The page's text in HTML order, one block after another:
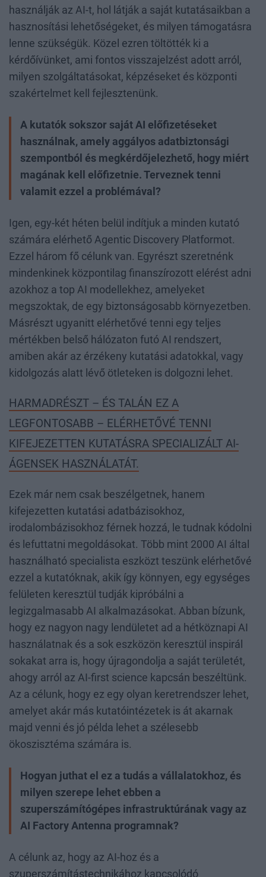
használják az AI-t, hol látják a saját kutatásaikban a
hasznosítási lehetőségeket, és milyen támogatásra
lenne szükségük. Közel ezren töltötték ki a
kérdőívünket, ami fontos visszajelzést adott arról,
milyen szolgáltatásokat, képzéseket és központi
szakértelmet kell fejlesztenünk.
A kutatók sokszor saját AI előfizetéseket
használnak, amely aggályos adatbiztonsági
szempontból és megkérdőjelezhető, hogy miért
magának kell előfizetnie. Terveznek tenni
valamit ezzel a problémával?
Igen, egy-két héten belül indítjuk a minden kutató
számára elérhető Agentic Discovery Platformot.
Ezzel három fő célunk van. Egyrészt szeretnénk
mindenkinek központilag finanszírozott elérést adni
azokhoz a top AI modellekhez, amelyeket
megszoktak, de egy biztonságosabb környezetben.
Másrészt ugyanitt elérhetővé tenni egy teljes
mértékben belső hálózaton futó AI rendszert,
amiben akár az érzékeny kutatási adatokkal, vagy
kidolgozás alatt lévő ötleteken is dolgozni lehet.
HARMADRÉSZT – ÉS TALÁN EZ A
LEGFONTOSABB – ELÉRHETŐVÉ TENNI
KIFEJEZETTEN KUTATÁSRA SPECIALIZÁLT AI-
ÁGENSEK HASZNÁLATÁT.
Ezek már nem csak beszélgetnek, hanem
kifejezetten kutatási adatbázisokhoz,
irodalombázisokhoz férnek hozzá, le tudnak kódolni
és lefuttatni megoldásokat. Több mint 2000 AI által
használható specialista eszközt teszünk elérhetővé
ezzel a kutatóknak, akik így könnyen, egy egységes
felületen keresztül tudják kipróbálni a
legizgalmasabb AI alkalmazásokat. Abban bízunk,
hogy ez nagyon nagy lendületet ad a hétköznapi AI
használatnak és a sok eszközön keresztül inspirál
sokakat arra is, hogy újragondolja a saját területét,
ahogy arról az AI-first science kapcsán beszéltünk.
Az a célunk, hogy ez egy olyan keretrendszer lehet,
amelyet akár más kutatóintézetek is át akarnak
majd venni és jó példa lehet a szélesebb
ökoszisztéma számára is.
Hogyan juthat el ez a tudás a vállalatokhoz, és
milyen szerepe lehet ebben a
szuperszámítógépes infrastruktúrának vagy az
AI Factory Antenna programnak?
A célunk az, hogy az AI-hoz és a
szuperszámítástechnikához kapcsolódó